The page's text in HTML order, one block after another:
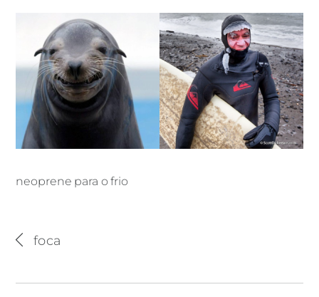
0 0
foca
neoprene para o frio
foca